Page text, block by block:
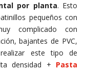
por planta. Esto
pequeños con
complicado con
bajantes de PVC,
este tipo de
densidad + Pasta